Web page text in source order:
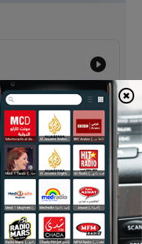
العلاقات العامة وفن المراسم والبروتوكول .